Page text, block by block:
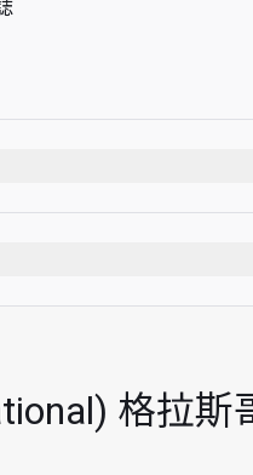
後
括電子煙）
3 小時 (只於預定航班起飛時
座位有限而限制進入
格拉斯